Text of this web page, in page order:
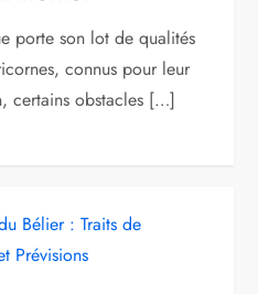
porte son lot de qualités
connus pour leur
certains obstacles […]